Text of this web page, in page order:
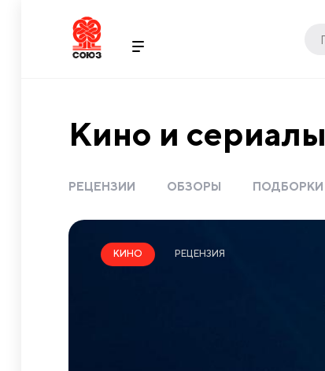
Кино и сериалы
РЕЦЕНЗИИ ОБЗОРЫ ПОДБОРКИ
КИНО РЕЦЕНЗИЯ